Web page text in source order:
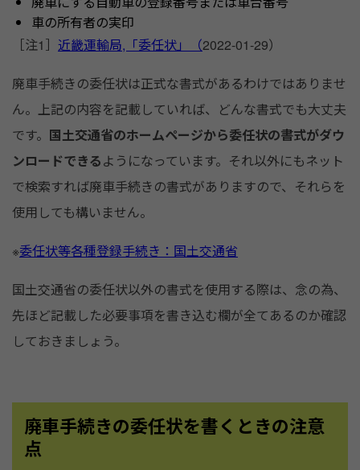
車の所有者の実印
［注1］ 近畿運輸局,「委任状」（2022-01-29）
廃車手続きの委任状は正式な書式があるわけではありませ
ん。上記の内容を記載していれば、どんな書式でも大丈夫
です。 国土交通省のホームページから委任状の書式がダウ
ンロードできるようになっています。それ以外にもネット
で検索すれば廃車手続きの書式がありますので、それらを
使用しても構いません。
※委任状等各種登録手続き：国土交通省
国土交通省の委任状以外の書式を使用する際は、念の為、
先ほど記載した必要事項を書き込む欄が全てあるのか確認
しておきましょう。
廃車手続きの委任状を書くときの注意
点